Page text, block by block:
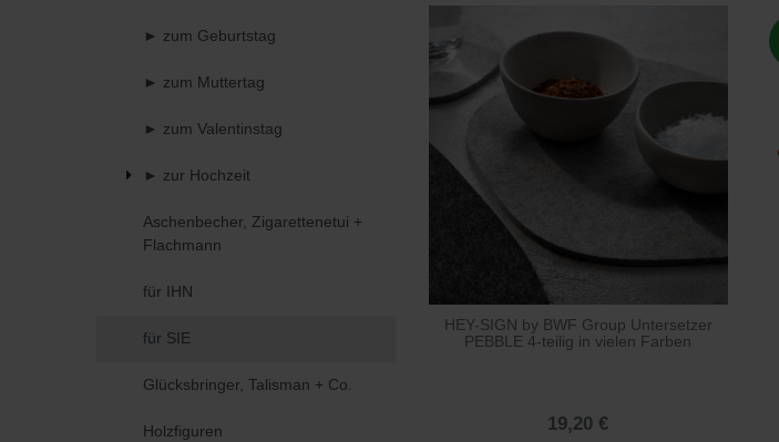
► zum Geburtstag
► zum Muttertag
► zum Valentinstag
► zur Hochzeit
Aschenbecher, Zigarettenetui +
Flachmann
für IHN
für SIE
Glücksbringer, Talisman + Co.
Holzfiguren
HEY-SIGN by BWF Group Untersetzer
PEBBLE 4-teilig in vielen Farben
19,20 €